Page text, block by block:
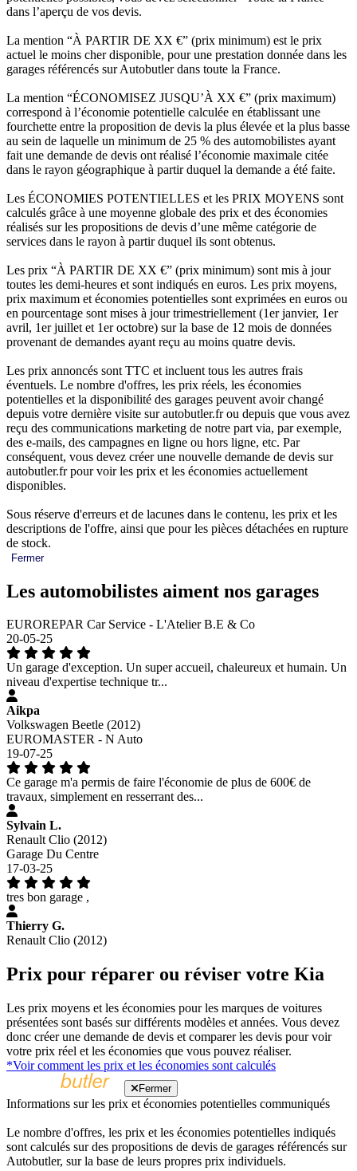
dans l’aperçu de vos devis.
La mention “À PARTIR DE XX €” (prix minimum) est le prix
actuel le moins cher disponible, pour une prestation donnée dans les
garages référencés sur Autobutler dans toute la France.
La mention “ÉCONOMISEZ JUSQU’À XX €” (prix maximum)
correspond à l’économie potentielle calculée en établissant une
fourchette entre la proposition de devis la plus élevée et la plus basse
au sein de laquelle un minimum de 25 % des automobilistes ayant
fait une demande de devis ont réalisé l’économie maximale citée
dans le rayon géographique à partir duquel la demande a été faite.
Les ÉCONOMIES POTENTIELLES et les PRIX MOYENS sont
calculés grâce à une moyenne globale des prix et des économies
réalisés sur les propositions de devis d’une même catégorie de
services dans le rayon à partir duquel ils sont obtenus.
Les prix “À PARTIR DE XX €” (prix minimum) sont mis à jour
toutes les demi-heures et sont indiqués en euros. Les prix moyens,
prix maximum et économies potentielles sont exprimées en euros ou
en pourcentage sont mises à jour trimestriellement (1er janvier, 1er
avril, 1er juillet et 1er octobre) sur la base de 12 mois de données
provenant de demandes ayant reçu au moins quatre devis.
Les prix annoncés sont TTC et incluent tous les autres frais
éventuels. Le nombre d'offres, les prix réels, les économies
potentielles et la disponibilité des garages peuvent avoir changé
depuis votre dernière visite sur autobutler.fr ou depuis que vous avez
reçu des communications marketing de notre part via, par exemple,
des e-mails, des campagnes en ligne ou hors ligne, etc. Par
conséquent, vous devez créer une nouvelle demande de devis sur
autobutler.fr pour voir les prix et les économies actuellement
disponibles.
Sous réserve d'erreurs et de lacunes dans le contenu, les prix et les
descriptions de l'offre, ainsi que pour les pièces détachées en rupture
de stock.
Fermer
Les automobilistes aiment nos garages
EUROREPAR Car Service - L'Atelier B.E & Co
20-05-25
Un garage d'exception. Un super accueil, chaleureux et humain. Un
niveau d'expertise technique tr...
Aikpa
Volkswagen Beetle (2012)
EUROMASTER - N Auto
19-07-25
Ce garage m'a permis de faire l'économie de plus de 600€ de
travaux, simplement en resserrant des...
Sylvain L.
Renault Clio (2012)
Garage Du Centre
17-03-25
tres bon garage ,
Thierry G.
Renault Clio (2012)
Prix pour réparer ou réviser votre Kia
Les prix moyens et les économies pour les marques de voitures
présentées sont basés sur différents modèles et années. Vous devez
donc créer une demande de devis et comparer les devis pour voir
votre prix réel et les économies que vous pouvez réaliser.
*Voir comment les prix et les économies sont calculés
Fermer
Informations sur les prix et économies potentielles communiqués
Le nombre d'offres, les prix et les économies potentielles indiqués
sont calculés sur des propositions de devis de garages référencés sur
Autobutler, sur la base de leurs propres prix individuels.